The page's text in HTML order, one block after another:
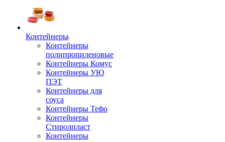
Контейнеры
Контейнеры
полипропиленовые
Контейнеры Комус
Контейнеры УЮ
ПЭТ
Контейнеры для
соуса
Контейнеры Тефо
Контейнеры
Стиролпласт
Контейнеры